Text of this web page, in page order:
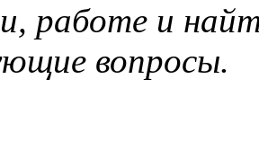
работе и
вопросы.